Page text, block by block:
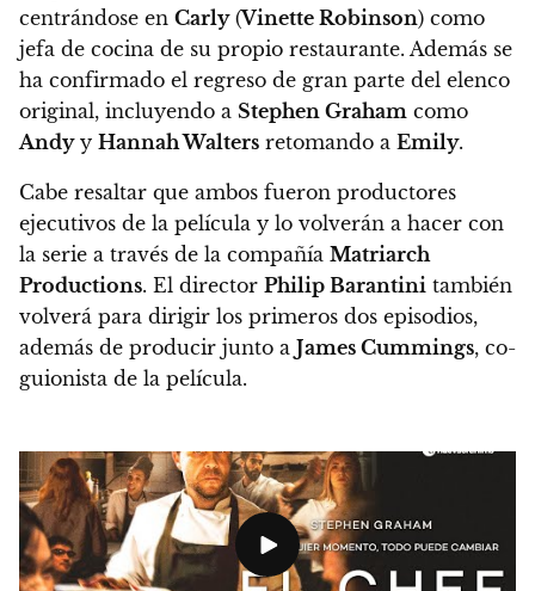
centrándose en Carly(Vinette Robinson) como
jefa de cocina de su propio restaurante. Además se
ha confirmado el regreso de gran parte del elenco
original, incluyendo a Stephen Graham como
Andyy Hannah Walters retomando a Emily.
Cabe resaltar que ambos fueron productores
ejecutivos de la película y lo volverán a hacer con
la serie a través de la compañía Matriarch
Productions. El director Philip Barantini también
volverá para dirigir los primeros dos episodios,
además de producir junto a James Cummings, co-
guionista de la película.